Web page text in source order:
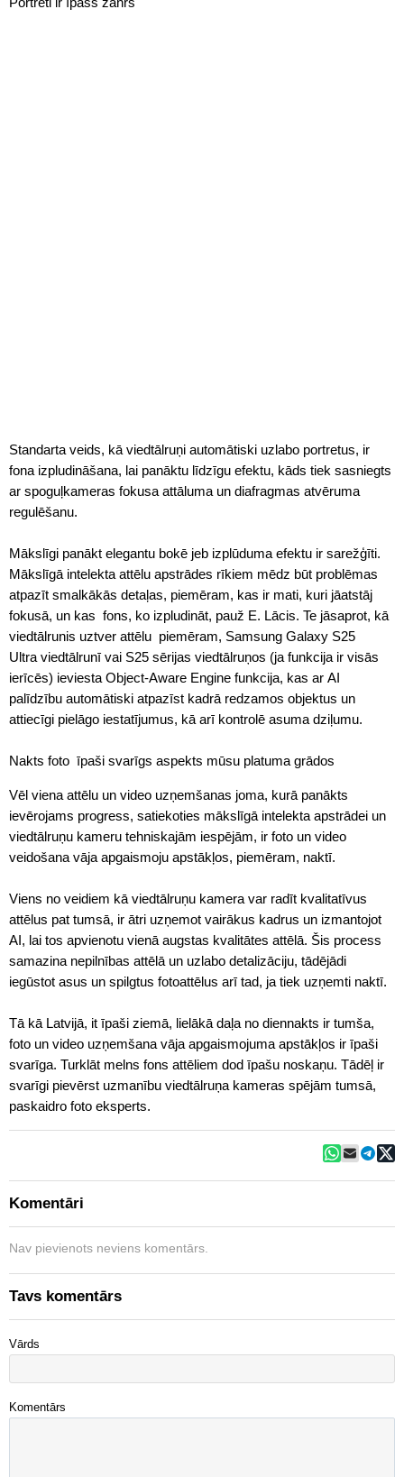
Standarta veids, kā viedtālruņi automātiski uzlabo portretus, ir
fona izpludināšana, lai panāktu līdzīgu efektu, kāds tiek sasniegts
ar spoguļkameras fokusa attāluma un diafragmas atvēruma
regulēšanu.
Mākslīgi panākt elegantu bokē jeb izplūduma efektu ir sarežģīti.
Mākslīgā intelekta attēlu apstrādes rīkiem mēdz būt problēmas
atpazīt smalkākās detaļas, piemēram, kas ir mati, kuri jāatstāj
fokusā, un kas  fons, ko izpludināt, pauž E. Lācis. Te jāsaprot, kā
viedtālrunis uztver attēlu  piemēram, Samsung Galaxy S25
Ultra viedtālrunī vai S25 sērijas viedtālruņos (ja funkcija ir visās
ierīcēs) ieviesta Object-Aware Engine funkcija, kas ar AI
palīdzību automātiski atpazīst kadrā redzamos objektus un
attiecīgi pielāgo iestatījumus, kā arī kontrolē asuma dziļumu.
Nakts foto  īpaši svarīgs aspekts mūsu platuma grādos
Vēl viena attēlu un video uzņemšanas joma, kurā panākts
ievērojams progress, satiekoties mākslīgā intelekta apstrādei un
viedtālruņu kameru tehniskajām iespējām, ir foto un video
veidošana vāja apgaismoju apstākļos, piemēram, naktī.
Viens no veidiem kā viedtālruņu kamera var radīt kvalitatīvus
attēlus pat tumsā, ir ātri uzņemot vairākus kadrus un izmantojot
AI, lai tos apvienotu vienā augstas kvalitātes attēlā. Šis process
samazina nepilnības attēlā un uzlabo detalizāciju, tādējādi
iegūstot asus un spilgtus fotoattēlus arī tad, ja tiek uzņemti naktī.
Tā kā Latvijā, it īpaši ziemā, lielākā daļa no diennakts ir tumša,
foto un video uzņemšana vāja apgaismojuma apstākļos ir īpaši
svarīga. Turklāt melns fons attēliem dod īpašu noskaņu. Tādēļ ir
svarīgi pievērst uzmanību viedtālruņa kameras spējām tumsā,
paskaidro foto eksperts.
Komentāri
Nav pievienots neviens komentārs.
Tavs komentārs
Vārds
Komentārs